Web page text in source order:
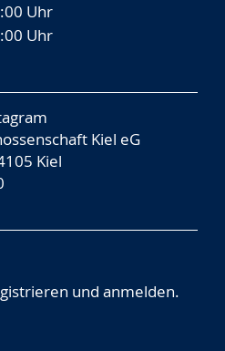
Uhr
Uhr
Kiel eG
Kiel
und anmelden.